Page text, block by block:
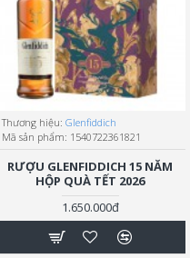
Thương hiệu: Glenfiddich
Mã sản phẩm: 1540722361821
RƯỢU GLENFIDDICH 15 NĂM
HỘP QUÀ TẾT 2026
1.650.000đ